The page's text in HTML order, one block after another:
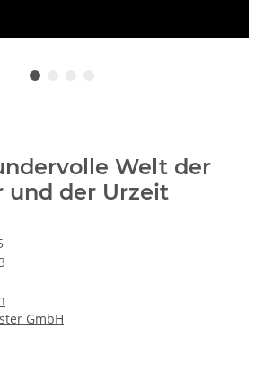
Welt der
und der Urzeit
GmbH